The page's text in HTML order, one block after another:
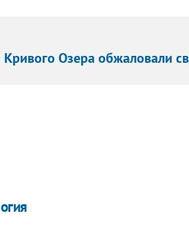
Озера обжаловали